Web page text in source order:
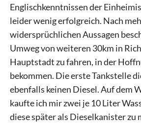
Englischkenntnissen der
leider wenig erfolgreich. Nach
widersprüchlichen Aussagen
Umweg von weiteren 30km in
Hauptstadt zu fahren, in der
bekommen. Die erste Tankstelle
ebenfalls keinen Diesel. Auf dem
kaufte ich mir zwei je 10 Liter
diese später als Dieselkanister zu